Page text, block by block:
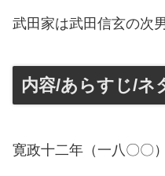
武田家は武田信玄の次
内容/あらすじ/ネ
寛政十二年（一八〇〇